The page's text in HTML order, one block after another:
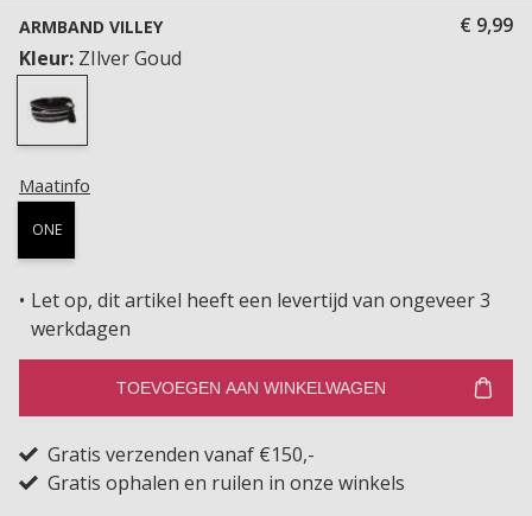
ARMBAND VILLEY
€ 9,99
Kleur: ZIlver Goud
Maatinfo
ONE
Let op, dit artikel heeft een levertijd van ongeveer 3
werkdagen
TOEVOEGEN AAN WINKELWAGEN
Gratis verzenden vanaf €150,-
Gratis ophalen en ruilen in onze winkels